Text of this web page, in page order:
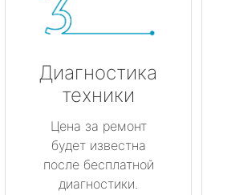
Диагностика
техники
Цена за ремонт
будет известна
после бесплатной
диагностики.